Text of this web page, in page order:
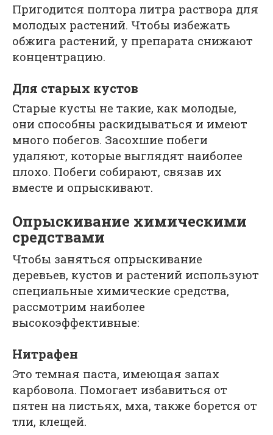
Пригодится полтора литра раствора для
молодых растений. Чтобы избежать
обжига растений, у препарата снижают
концентрацию.
Для старых кустов
Старые кусты не такие, как молодые,
они способны раскидываться и имеют
много побегов. Засохшие побеги
удаляют, которые выглядят наиболее
плохо. Побеги собирают, связав их
вместе и опрыскивают.
Опрыскивание химическими
средствами
Чтобы заняться опрыскивание
деревьев, кустов и растений используют
специальные химические средства,
рассмотрим наиболее
высокоэффективные:
Нитрафен
Это темная паста, имеющая запах
карбовола. Помогает избавиться от
пятен на листьях, мха, также борется от
тли, клещей.